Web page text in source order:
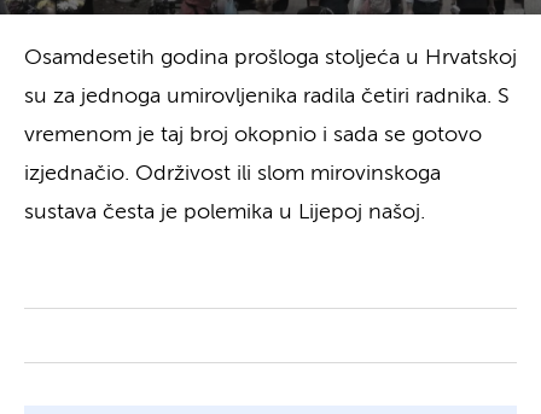
Osamdesetih godina prošloga stoljeća u Hrvatskoj
su za jednoga umirovljenika radila četiri radnika. S
vremenom je taj broj okopnio i sada se gotovo
izjednačio. Održivost ili slom mirovinskoga
sustava česta je polemika u Lijepoj našoj.